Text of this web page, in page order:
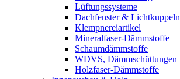
Lüftungssysteme
Dachfenster & Lichtkuppeln
Klempnereiartikel
Mineralfaser-Dämmstoffe
Schaumdämmstoffe
WDVS, Dämmschüttungen
Holzfaser-Dämmstoffe